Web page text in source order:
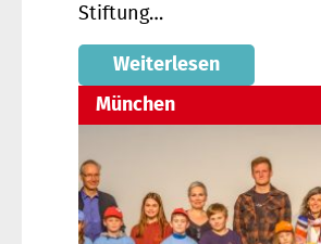
Stiftung…
Weiterlesen
München